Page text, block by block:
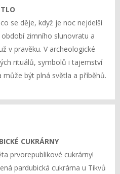
se děje, když je noc nejdelší
zimního slunovratu a
v pravěku. V archeologické
rituálů, symbolů i tajemství
může být plná světla a příběhů.
CUKRÁRNY
prvorepublikové cukrárny!
pardubická cukrárna u Tikvů